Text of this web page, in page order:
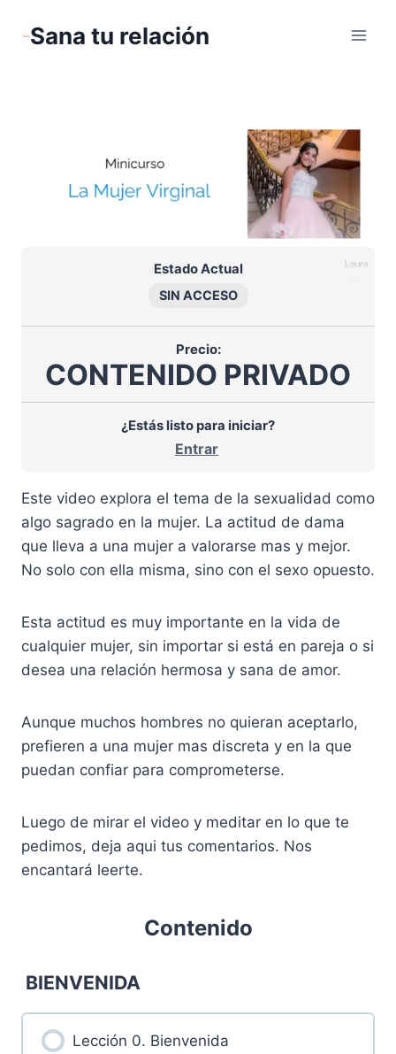
Sana tu relación
Estado Actual
SIN ACCESO
Precio:
CONTENIDO PRIVADO
¿Estás listo para iniciar?
Entrar
Este video explora el tema de la sexualidad como
algo sagrado en la mujer. La actitud de dama
que lleva a una mujer a valorarse mas y mejor.
No solo con ella misma, sino con el sexo opuesto.
Esta actitud es muy importante en la vida de
cualquier mujer, sin importar si está en pareja o si
desea una relación hermosa y sana de amor.
Aunque muchos hombres no quieran aceptarlo,
prefieren a una mujer mas discreta y en la que
puedan confiar para comprometerse.
Luego de mirar el video y meditar en lo que te
pedimos, deja aqui tus comentarios. Nos
encantará leerte.
Contenido
BIENVENIDA
Lección 0. Bienvenida